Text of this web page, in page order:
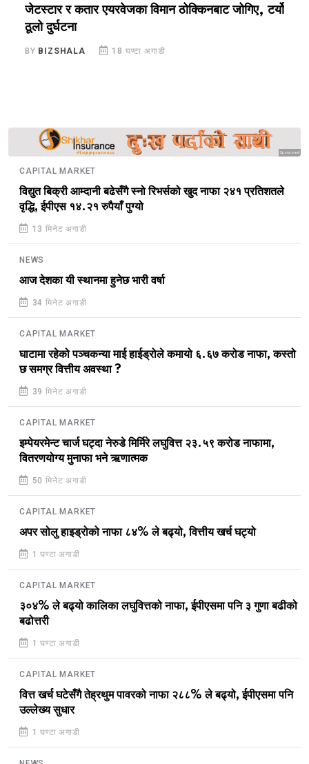
जेटस्टार र कतार एयरवेजका विमान ठोक्किनबाट जोगिए, टर्यो
ठूलो दुर्घटना
BY BIZSHALA 18 घण्टा अगाडी
Sponsored
CAPITAL MARKET
विद्युत बिक्री आम्दानी बढेसँगै स्नो रिभर्सको खुद नाफा २४१ प्रतिशतले
वृद्धि, ईपीएस १४.२१ रुपैयाँ पुग्यो
13 मिनेट अगाडी
NEWS
आज देशका यी स्थानमा हुनेछ भारी वर्षा
34 मिनेट अगाडी
CAPITAL MARKET
घाटामा रहेको पञ्चकन्या माई हाईड्रोले कमायो ६.६७ करोड नाफा, कस्तो
छ समग्र वित्तीय अवस्था ?
39 मिनेट अगाडी
CAPITAL MARKET
इम्पेयरमेन्ट चार्ज घट्दा नेरुडे मिर्मिरे लघुवित्त २३.५९ करोड नाफामा,
वितरणयोग्य मुनाफा भने ऋणात्मक
50 मिनेट अगाडी
CAPITAL MARKET
अपर सोलु हाइड्रोको नाफा ८४% ले बढ्यो, वित्तीय खर्च घट्यो
1 घण्टा अगाडी
CAPITAL MARKET
३०४% ले बढ्यो कालिका लघुवित्तको नाफा, ईपीएसमा पनि ३ गुणा बढीको
बढोत्तरी
1 घण्टा अगाडी
CAPITAL MARKET
वित्त खर्च घटेसँगै तेह्रथुम पावरको नाफा २८८% ले बढ्यो, ईपीएसमा पनि
उल्लेख्य सुधार
1 घण्टा अगाडी